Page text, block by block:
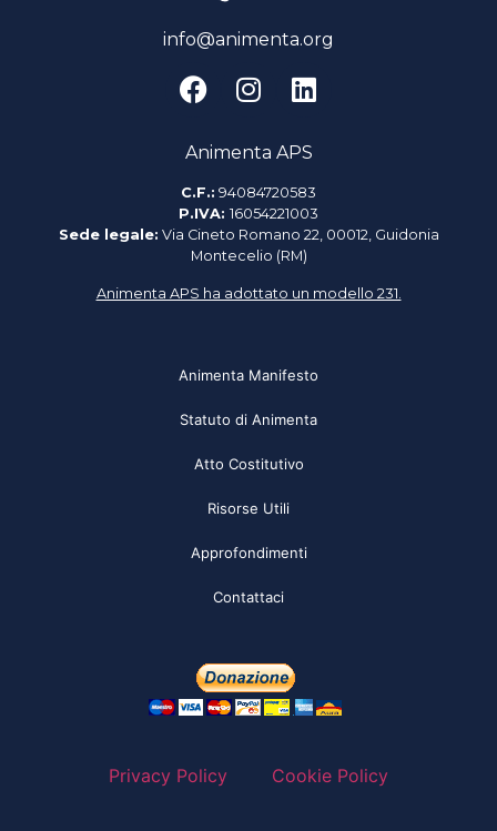
info@animenta.org
Animenta APS
C.F.: 94084720583
P.IVA: 16054221003
Sede legale: Via Cineto Romano 22, 00012, Guidonia
Montecelio (RM)
Animenta APS ha adottato un modello 231.
Animenta Manifesto
Statuto di Animenta
Atto Costitutivo
Risorse Utili
Approfondimenti
Contattaci
Privacy Policy Cookie Policy